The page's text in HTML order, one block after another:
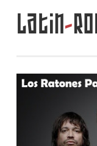
Saltar
Latin-